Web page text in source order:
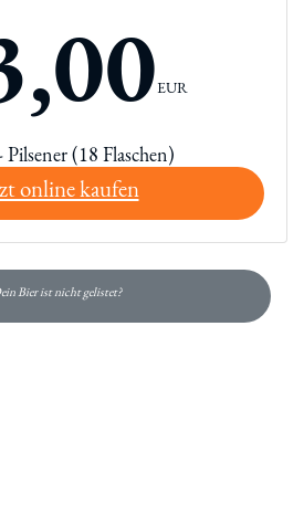
EUR
(18 Flaschen)
online kaufen
Bier ist nicht gelistet?